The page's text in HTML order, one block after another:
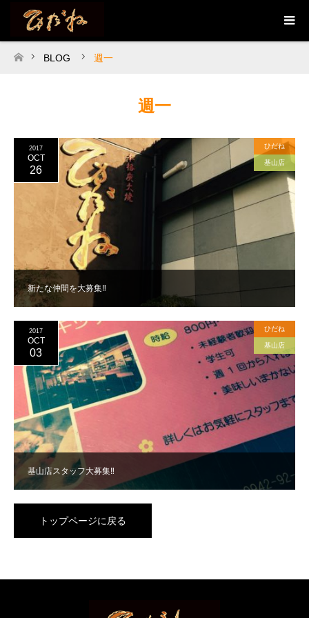
ホーム
BLOG 週一
週一
新たな仲間を大募集‼︎
2017
OCT
26
ひだね
基山店
基山店スタッフ大募集‼︎
2017
OCT
03
ひだね
基山店
トップページに戻る